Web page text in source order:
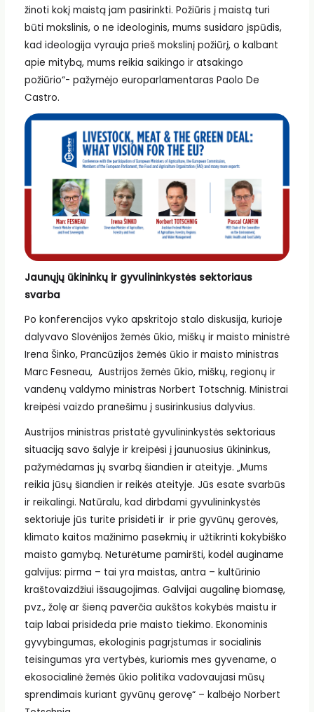
žinoti kokį maistą jam pasirinkti. Požiūris į maistą turi
būti mokslinis, o ne ideologinis, mums susidaro įspūdis,
kad ideologija vyrauja prieš mokslinį požiūrį, o kalbant
apie mitybą, mums reikia saikingo ir atsakingo
požiūrio“- pažymėjo europarlamentaras Paolo De
Castro.
Jaunųjų ūkininkų ir gyvulininkystės sektoriaus
svarba
Po konferencijos vyko apskritojo stalo diskusija, kurioje
dalyvavo Slovėnijos žemės ūkio, miškų ir maisto ministrė
Irena Šinko, Prancūzijos žemės ūkio ir maisto ministras
Marc Fesneau, Austrijos žemės ūkio, miškų, regionų ir
vandenų valdymo ministras Norbert Totschnig. Ministrai
kreipėsi vaizdo pranešimu į susirinkusius dalyvius.
Austrijos ministras pristatė gyvulininkystės sektoriaus
situaciją savo šalyje ir kreipėsi į jaunuosius ūkininkus,
pažymėdamas jų svarbą šiandien ir ateityje. „Mums
reikia jūsų šiandien ir reikės ateityje. Jūs esate svarbūs
ir reikalingi. Natūralu, kad dirbdami gyvulininkystės
sektoriuje jūs turite prisidėti ir ir prie gyvūnų gerovės,
klimato kaitos mažinimo pasekmių ir užtikrinti kokybiško
maisto gamybą. Neturėtume pamiršti, kodėl auginame
galvijus: pirma – tai yra maistas, antra – kultūrinio
kraštovaizdžiui išsaugojimas. Galvijai augalinę biomasę,
pvz., žolę ar šieną paverčia aukštos kokybės maistu ir
taip labai prisideda prie maisto tiekimo. Ekonominis
gyvybingumas, ekologinis pagrįstumas ir socialinis
teisingumas yra vertybės, kuriomis mes gyvename, o
ekosocialinė žemės ūkio politika vadovaujasi mūsų
sprendimais kuriant gyvūnų gerovę“ – kalbėjo Norbert